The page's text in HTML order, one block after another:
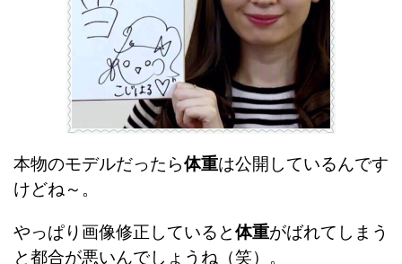
本物のモデルだったら体重は公開しているんです
けどね～。
やっぱり画像修正していると体重がばれてしまう
と都合が悪いんでしょうね（笑）。